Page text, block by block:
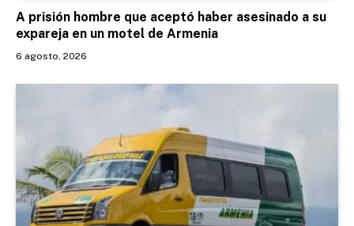
A prisión hombre que aceptó haber asesinado a su
expareja en un motel de Armenia
6 agosto, 2026